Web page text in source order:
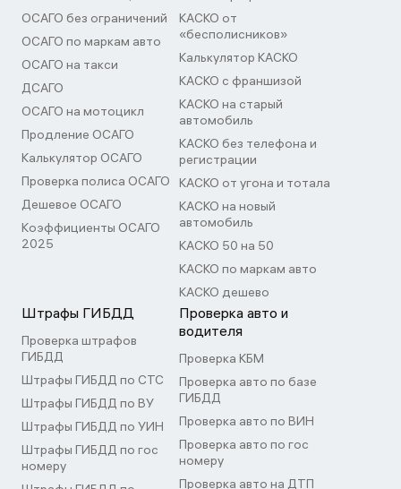
ОСАГО без ограничений
ОСАГО по маркам авто
ОСАГО на такси
ДСАГО
ОСАГО на мотоцикл
Продление ОСАГО
Калькулятор ОСАГО
Проверка полиса ОСАГО
Дешевое ОСАГО
Коэффициенты ОСАГО
2025
КАСКО от
«бесполисников»
Калькулятор КАСКО
КАСКО с франшизой
КАСКО на старый
автомобиль
КАСКО без телефона и
регистрации
КАСКО от угона и тотала
КАСКО на новый
автомобиль
КАСКО 50 на 50
КАСКО по маркам авто
КАСКО дешево
Штрафы ГИБДД
Проверка штрафов
ГИБДД
Штрафы ГИБДД по СТС
Штрафы ГИБДД по ВУ
Штрафы ГИБДД по УИН
Штрафы ГИБДД по гос
номеру
Проверка авто и
водителя
Проверка КБМ
Проверка авто по базе
ГИБДД
Проверка авто по ВИН
Проверка авто по гос
номеру
Проверка авто на ДТП